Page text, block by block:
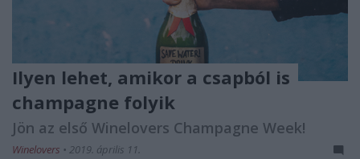
Ilyen lehet, amikor a csapból is
champagne folyik
Jön az első Winelovers Champagne Week!
Winelovers • 2019. április 11.